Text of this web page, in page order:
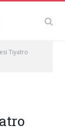
Tiyatro